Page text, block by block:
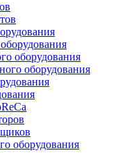
оборудования
оборудования
оборудования